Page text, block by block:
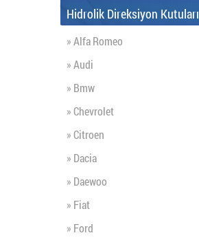
Hidrolik Direksiyon Kutuları
» Alfa Romeo
» Audi
» Bmw
» Chevrolet
» Citroen
» Dacia
» Daewoo
» Fiat
» Ford